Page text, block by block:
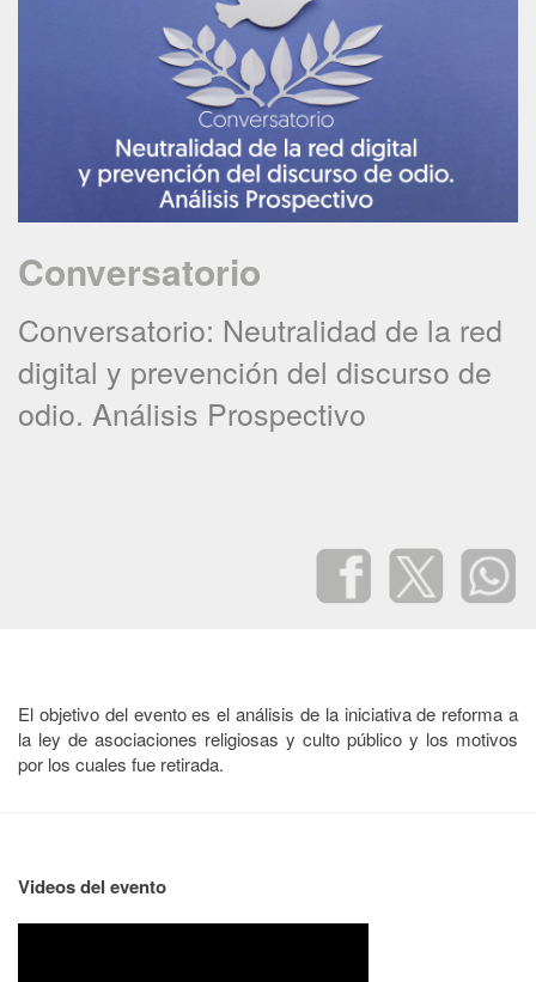
Conversatorio
Conversatorio: Neutralidad de la red
digital y prevención del discurso de
odio. Análisis Prospectivo
El objetivo del evento es el análisis de la iniciativa de reforma a
la ley de asociaciones religiosas y culto público y los motivos
por los cuales fue retirada.
Videos del evento